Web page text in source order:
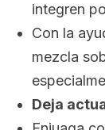
integren
Con la
mezcla
Deja